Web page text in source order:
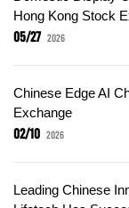
Hong Kong Stock
05/27 2026
Chinese Edge AI
Exchange
02/10 2026
Leading Chinese